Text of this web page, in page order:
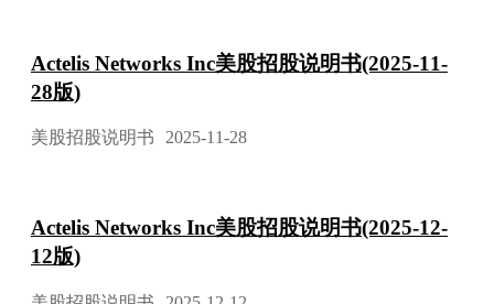
Actelis Networks Inc美股招股说明书(2025-11-
28版)
美股招股说明书 2025-11-28
Actelis Networks Inc美股招股说明书(2025-12-
12版)